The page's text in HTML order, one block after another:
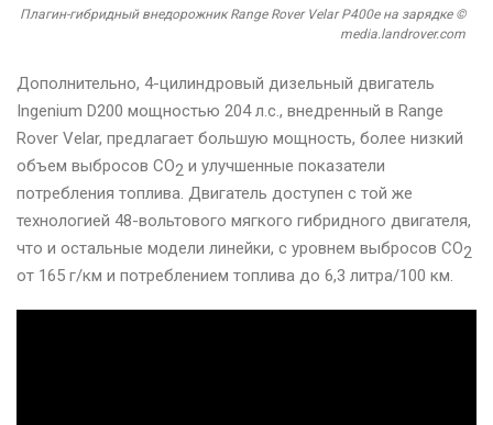
Плагин-гибридный внедорожник Range Rover Velar P400e на зарядке ©
media.landrover.com
Дополнительно, 4-цилиндровый дизельный двигатель
Ingenium D200 мощностью 204 л.с., внедренный в Range
Rover Velar, предлагает большую мощность, более низкий
объем выбросов CO2 и улучшенные показатели
потребления топлива. Двигатель доступен с той же
технологией 48-вольтового мягкого гибридного двигателя,
что и остальные модели линейки, с уровнем выбросов CO2
от 165 г/км и потреблением топлива до 6,3 литра/100 км.